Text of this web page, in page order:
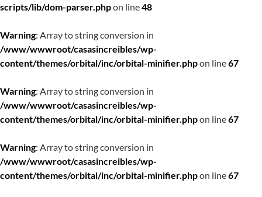
scripts/lib/dom-parser.phpon line48
Warning: Array to string conversion in
/www/wwwroot/casasincreibles/wp-
content/themes/orbital/inc/orbital-minifier.phpon line67
Warning: Array to string conversion in
/www/wwwroot/casasincreibles/wp-
content/themes/orbital/inc/orbital-minifier.phpon line67
Warning: Array to string conversion in
/www/wwwroot/casasincreibles/wp-
content/themes/orbital/inc/orbital-minifier.phpon line67